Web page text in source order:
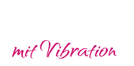
mit Vibration